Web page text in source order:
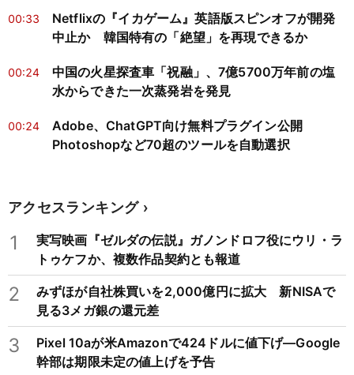
00:33
Netflixの『イカゲーム』英語版スピンオフが開発
中止か 韓国特有の「絶望」を再現できるか
00:24
中国の火星探査車「祝融」、7億5700万年前の塩
水からできた一次蒸発岩を発見
00:24
Adobe、ChatGPT向け無料プラグイン公開
Photoshopなど70超のツールを自動選択
アクセスランキング
1
実写映画『ゼルダの伝説』ガノンドロフ役にウリ・ラ
トゥケフか、複数作品契約とも報道
2
みずほが自社株買いを2,000億円に拡大 新NISAで
見る3メガ銀の還元差
3
Pixel 10aが米Amazonで424ドルに値下げ―Google
幹部は期限未定の値上げを予告